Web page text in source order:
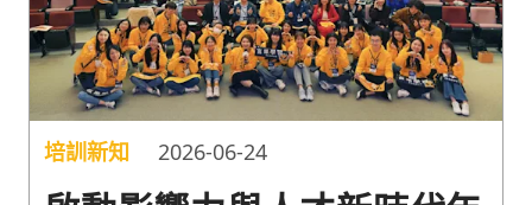
培訓新知 2026-06-24